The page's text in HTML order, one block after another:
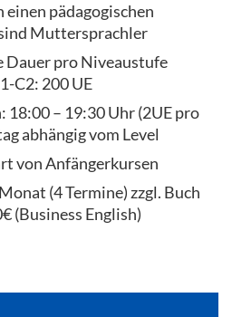
pädagogischen
Muttersprachler
pro Niveaustufe
C2: 200 UE
– 19:30 Uhr (2UE pro
abhängig vom Level
von Anfängerkursen
(4 Termine) zzgl. Buch
(Business English)